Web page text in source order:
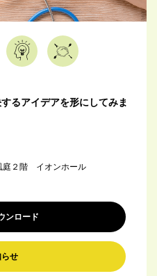
るアイデアを形にしてみま
庭２階 イオンホール
ンロード
らせ